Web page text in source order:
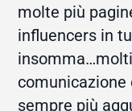
molte più
influencers in
comunicazione
sempre più